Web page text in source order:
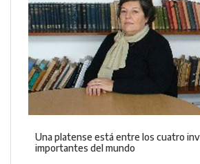
Una platense está entre los cuatro
importantes del mundo